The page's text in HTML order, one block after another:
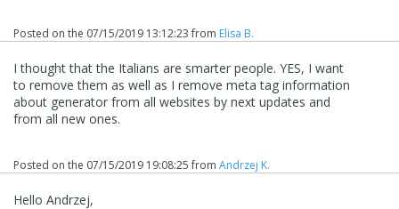
Posted on the 07/15/2019 13:12:23from Elisa B.
I thought that the Italians are smarter people. YES, I want
to remove them as well as I remove meta tag information
about generator from all websites by next updates and
from all new ones.
Posted on the 07/15/2019 19:08:25from Andrzej K.
Hello Andrzej,